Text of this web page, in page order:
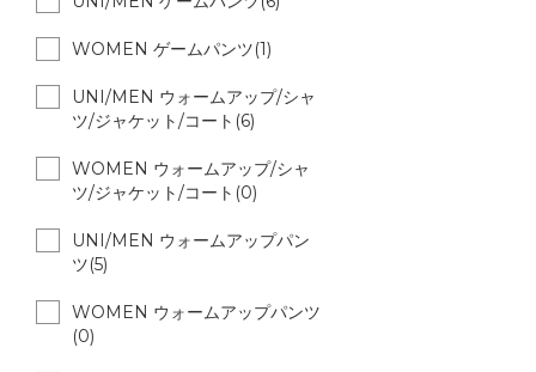
WOMEN ゲームパンツ(1)
UNI/MEN ウォームアップ/シャ
ツ/ジャケット/コート(6)
WOMEN ウォームアップ/シャ
ツ/ジャケット/コート(0)
UNI/MEN ウォームアップパン
ツ(5)
WOMEN ウォームアップパンツ
(0)